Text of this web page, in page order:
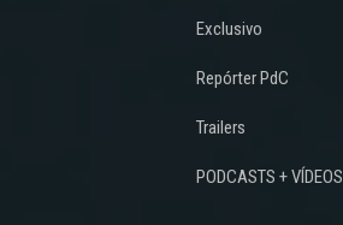
Exclusivo
Repórter PdC
Trailers
PODCASTS + VÍDEOS